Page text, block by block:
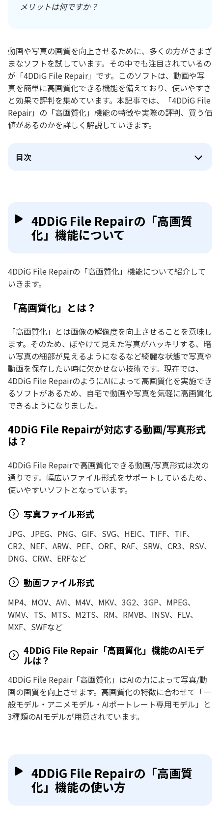
メリットは何ですか？
動画や写真の画質を向上させるために、多くの方がさまざ
まなソフトを試しています。その中でも注目されているの
が「4DDiG File Repair」です。このソフトは、動画や写
真を簡単に高画質化できる機能を備えており、使いやすさ
と効果で評判を集めています。本記事では、「4DDiG File
Repair」の「高画質化」機能の特徴や実際の評判、買う価
値があるのかを詳しく解説していきます。
目次
4DDiG File Repairの「高画質
化」機能について
4DDiG File Repairの「高画質化」機能について紹介して
いきます。
「高画質化」とは？
「高画質化」とは画像の解像度を向上させることを意味し
ます。そのため、ぼやけて見えた写真がハッキリする、暗
い写真の細部が見えるようになるなど綺麗な状態で写真や
動画を保存したい時に欠かせない技術です。現在では、
4DDiG File RepairのようにAIによって高画質化を実施でき
るソフトがあるため、自宅で動画や写真を気軽に高画質化
できるようになりました。
4DDiG File Repairが対応する動画/写真形式
は？
4DDiG File Repairで高画質化できる動画/写真形式は次の
通りです。幅広いファイル形式をサポートしているため、
使いやすいソフトとなっています。
写真ファイル形式
JPG、JPEG、PNG、GIF、SVG、HEIC、TIFF、TIF、
CR2、NEF、ARW、PEF、ORF、RAF、SRW、CR3、RSV、
DNG、CRW、ERFなど
動画ファイル形式
MP4、MOV、AVI、M4V、MKV、3G2、3GP、MPEG、
WMV、TS、MTS、M2TS、RM、RMVB、INSV、FLV、
MXF、SWFなど
4DDiG File Repair「高画質化」機能のAIモデ
ルは？
4DDiG File Repair「高画質化」はAIの力によって写真/動
画の画質を向上させます。高画質化の特徴に合わせて「一
般モデル・アニメモデル・AIポートレート専用モデル」と
3種類のAIモデルが用意されています。
4DDiG File Repairの「高画質
化」機能の使い方